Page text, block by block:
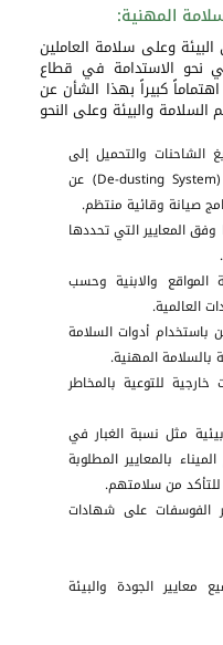
المهنية:
وعلى سلامة العاملين
نحو الاستدامة في قطاع
كبيراً بهذا الشأن عن
والبيئة وعلى النحو
الشاحنات والتحميل إلى
المستودعات والتحميل على الباخرة (De-dusting System) عن
صيانة وقائية منتظم.
المعايير التي تحددها
والابنية وحسب
العالمية.
باستخدام أدوات السلامة
بالسلامة المهنية.
للتوعية بالمخاطر
مثل نسبة الغبار في
بالمعايير المطلوبة
من سلامتهم.
الفوسفات على شهادات
معايير الجودة والبيئة